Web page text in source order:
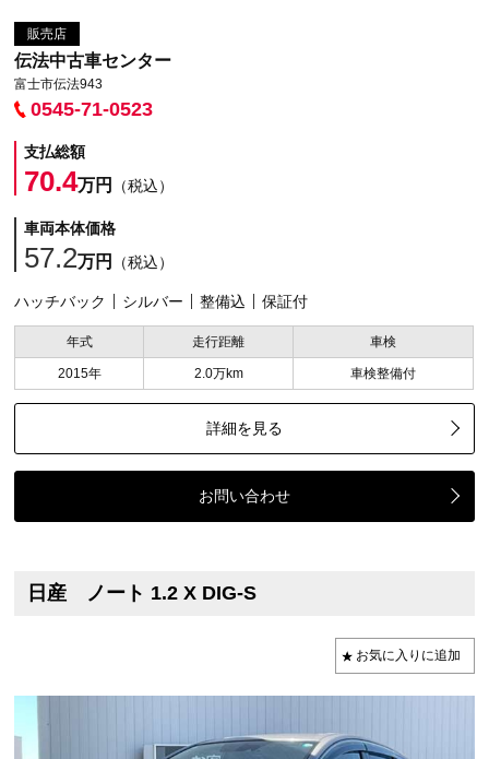
販売店
伝法中古車センター
富士市伝法943
0545-71-0523
支払総額
70.4万円 （税込）
車両本体価格
57.2万円 （税込）
ハッチバック シルバー 整備込 保証付
年式 走行距離 車検
2015年 2.0万km 車検整備付
詳細を見る
お問い合わせ
日産 ノート 1.2 X DIG-S